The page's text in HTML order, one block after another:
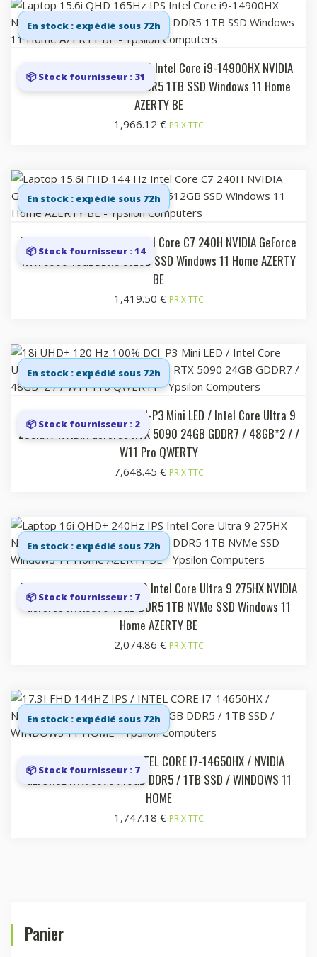
En stock : expédié sous 72h
Laptop 15.6i QHD 165Hz IPS Intel Core i9-14900HX NVIDIA
GeForce RTX5070 16GB DDR5 1TB SSD Windows 11 Home
AZERTY BE
1,966.12 € PRIX TTC
📦 Stock fournisseur : 31
En stock : expédié sous 72h
Laptop 15.6i FHD 144 Hz Intel Core C7 240H NVIDIA GeForce
RTX 5060 16GBDDR5 512GB SSD Windows 11 Home AZERTY
BE
1,419.50 € PRIX TTC
📦 Stock fournisseur : 14
En stock : expédié sous 72h
18i UHD+ 120 Hz 100% DCI-P3 Mini LED / Intel Core Ultra 9
285HX / NVIDIA GeForce RTX 5090 24GB GDDR7 / 48GB*2 / /
W11 Pro QWERTY
7,648.45 € PRIX TTC
📦 Stock fournisseur : 2
En stock : expédié sous 72h
Laptop 16i QHD+ 240Hz IPS Intel Core Ultra 9 275HX NVIDIA
GeForce RTX5070 16GB DDR5 1TB NVMe SSD Windows 11
Home AZERTY BE
2,074.86 € PRIX TTC
📦 Stock fournisseur : 7
En stock : expédié sous 72h
17.3I FHD 144HZ IPS / INTEL CORE I7-14650HX / NVIDIA
GEFORCE RTX 5070 /16GB DDR5 / 1TB SSD / WINDOWS 11
HOME
1,747.18 € PRIX TTC
📦 Stock fournisseur : 7
Panier